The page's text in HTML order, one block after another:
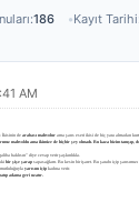
186 Kayıt Tarihi:
AM
İkisinin de arabası mahvolurama şans eseri ikisi de hiç yara almadan
mahvoldu ama ikimize de hiçbir şey olmadı. Bu kaza bizim tanışıp,
haklısın" diye cevap verir şaşkınlıkla.
bir şişe şarapsapasağlam. Bu kesin bir işaret. Bu şarabı içip
yarısını içipkadına verir.
adama geri uzatır.